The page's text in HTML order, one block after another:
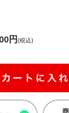
円(税込)